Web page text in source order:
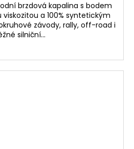
brzdová kapalina s bodem
viskozitou a 100% syntetickým
závody, rally, off-road i
silniční...